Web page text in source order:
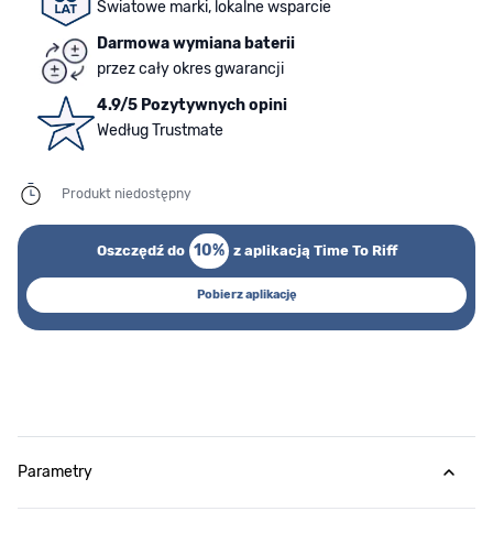
Światowe marki, lokalne wsparcie
Darmowa wymiana baterii
przez cały okres gwarancji
4.9/5 Pozytywnych opini
Według Trustmate
Produkt niedostępny
Oszczędź do 10% z aplikacją Time To Riff
Pobierz aplikację
Parametry